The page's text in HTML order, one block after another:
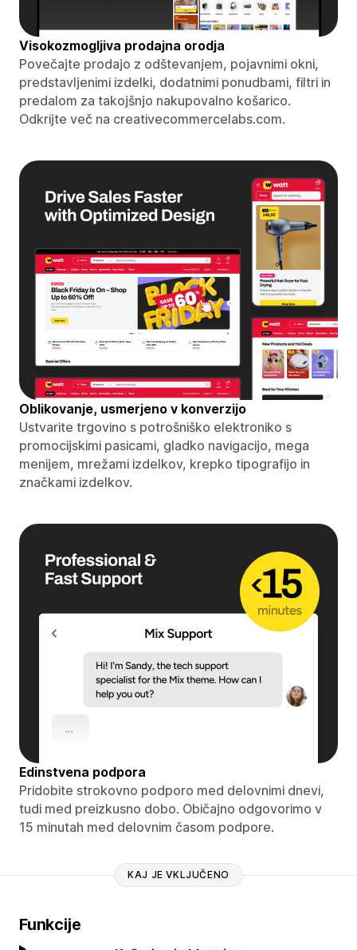
Visokozmogljiva prodajna orodja
Povečajte prodajo z odštevanjem, pojavnimi okni,
predstavljenimi izdelki, dodatnimi ponudbami, filtri in
predalom za takojšnjo nakupovalno košarico.
Odkrijte več na creativecommercelabs.com.
Oblikovanje, usmerjeno v konverzijo
Ustvarite trgovino s potrošniško elektroniko s
promocijskimi pasicami, gladko navigacijo, mega
menijem, mrežami izdelkov, krepko tipografijo in
značkami izdelkov.
Edinstvena podpora
Pridobite strokovno podporo med delovnimi dnevi,
tudi med preizkusno dobo. Običajno odgovorimo v
15 minutah med delovnim časom podpore.
KAJ JE VKLJUČENO
Funkcije